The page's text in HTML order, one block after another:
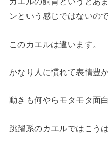
ンという感じではないの
このカエルは違います。
かなり人に慣れて表情豊か
動きも何やらモタモタ面
跳躍系のカエルではこう